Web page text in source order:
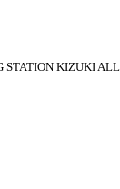
STATION KIZUKI